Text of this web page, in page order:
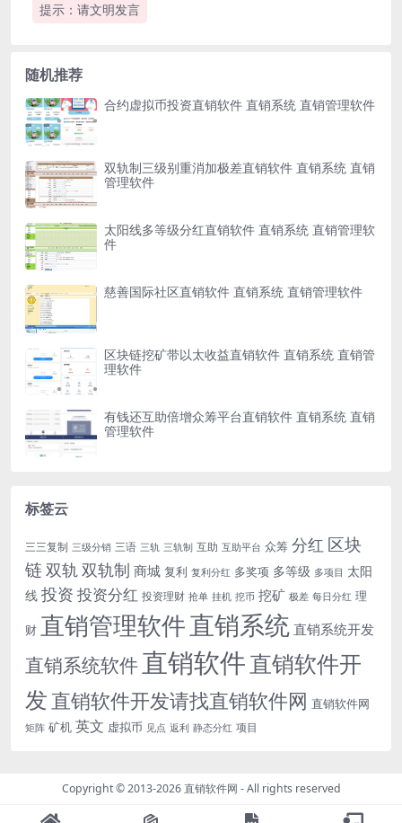
提示：请文明发言
随机推荐
合约虚拟币投资直销软件 直销系统 直销管理软件
双轨制三级别重消加极差直销软件 直销系统 直销
管理软件
太阳线多等级分红直销软件 直销系统 直销管理软
件
慈善国际社区直销软件 直销系统 直销管理软件
区块链挖矿带以太收益直销软件 直销系统 直销管
理软件
有钱还互助倍增众筹平台直销软件 直销系统 直销
管理软件
标签云
三三复制 三级分销 三语 三轨 三轨制 互助 互助平台 众筹 分红 区块
链双轨双轨制 商城 复利 复利分红 多奖项 多等级 多项目 太阳
线 投资 投资分红 投资理财 抢单 挂机 挖币 挖矿 极差 每日分红 理
财 直销管理软件直销系统直销系统开发
直销系统软件直销软件直销软件开
发 直销软件开发请找直销软件网 直销软件网
矩阵 矿机 英文 虚拟币 见点 返利 静态分红 项目
Copyright © 2013-2026直销软件网 - All rights reserved